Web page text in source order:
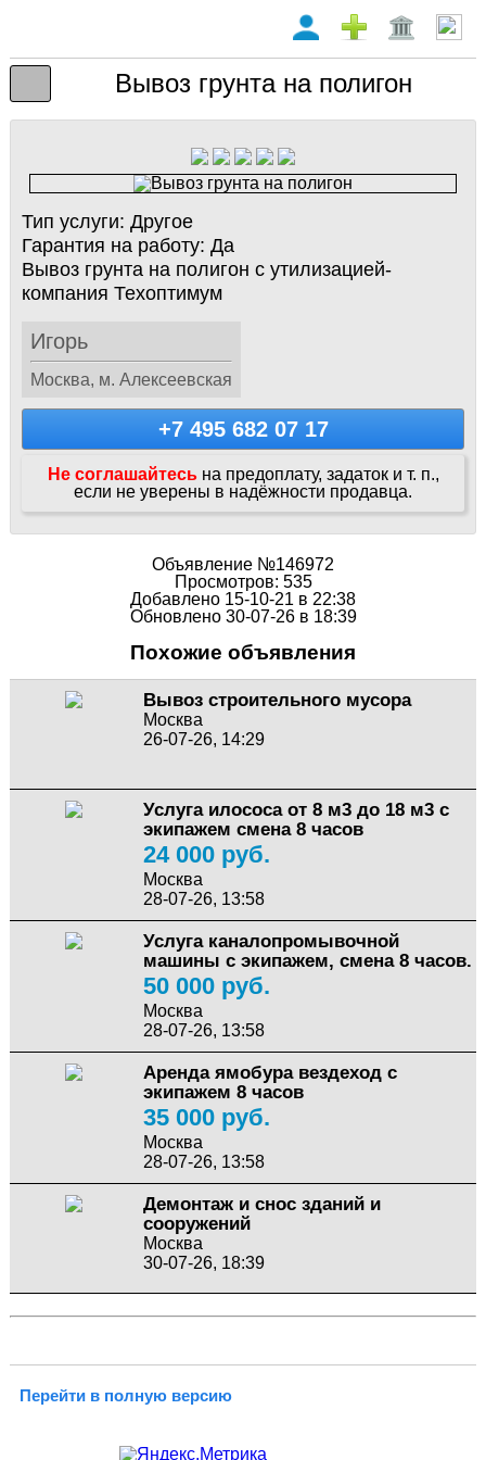
Вывоз грунта на полигон
Тип услуги: Другое
Гарантия на работу: Да
Вывоз грунта на полигон с утилизацией-
компания Техоптимум
Игорь
Москва, м. Алексеевская
+7 495 682 07 17
Не соглашайтесь на предоплату, задаток и т. п.,
если не уверены в надёжности продавца.
Объявление №146972
Просмотров: 535
Добавлено 15-10-21 в 22:38
Обновлено 30-07-26 в 18:39
Похожие объявления
Вывоз строительного мусора
Москва
26-07-26, 14:29
Услуга илососа от 8 м3 до 18 м3 с
экипажем смена 8 часов
24 000 руб.
Москва
28-07-26, 13:58
Услуга каналопромывочной
машины с экипажем, смена 8 часов.
50 000 руб.
Москва
28-07-26, 13:58
Аренда ямобура вездеход с
экипажем 8 часов
35 000 руб.
Москва
28-07-26, 13:58
Демонтаж и снос зданий и
сооружений
Москва
30-07-26, 18:39
Перейти в полную версию